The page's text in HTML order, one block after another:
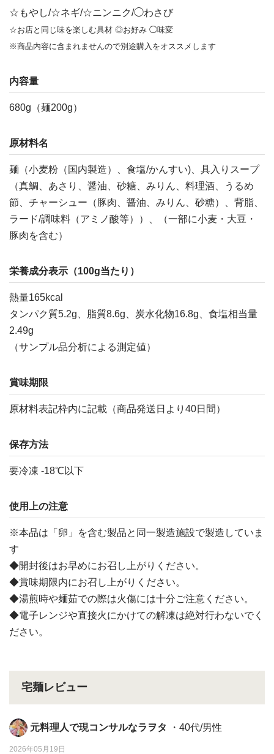
☆もやし/☆ネギ/☆ニンニク/◯わさび
☆お店と同じ味を楽しむ具材 ◎お好み ◯味変
※商品内容に含まれませんので別途購入をオススメします
内容量
680g（麺200g）
原材料名
麺（小麦粉（国内製造）、食塩/かんすい)、具入りスープ
（真鯛、あさり、醤油、砂糖、みりん、料理酒、うるめ
節、チャーシュー（豚肉、醤油、みりん、砂糖）、背脂、
ラード/調味料（アミノ酸等））、（一部に小麦・大豆・
豚肉を含む）
栄養成分表示（100g当たり）
熱量165kcal
タンパク質5.2g、脂質8.6g、炭水化物16.8g、食塩相当量
2.49g
（サンプル品分析による測定値）
賞味期限
原材料表記枠内に記載（商品発送日より40日間）
保存方法
要冷凍 -18℃以下
使用上の注意
※本品は「卵」を含む製品と同一製造施設で製造していま
す
◆開封後はお早めにお召し上がりください。
◆賞味期限内にお召し上がりください。
◆湯煎時や麺茹での際は火傷には十分ご注意ください。
◆電子レンジや直接火にかけての解凍は絶対行わないでく
ださい。
宅麺レビュー
元料理人で現コンサルなラヲタ ・40代/男性
2026年05月19日